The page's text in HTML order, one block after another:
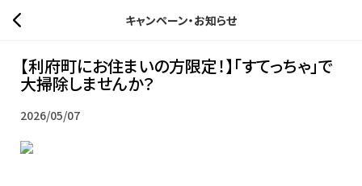
キャンペーン・お知らせ
【利府町にお住まいの方限定！】「すてっちゃ」で
大掃除しませんか？
2026/05/07